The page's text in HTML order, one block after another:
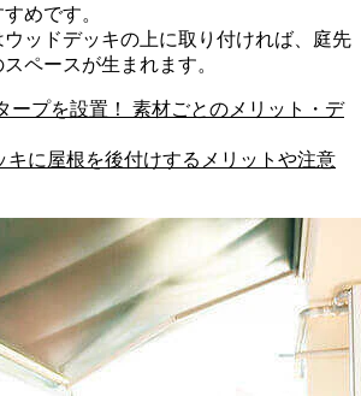
めです。
ッドデッキの上に取り付ければ、庭先
ペースが生まれます。
ープを設置！ 素材ごとのメリット・デ
キに屋根を後付けするメリットや注意